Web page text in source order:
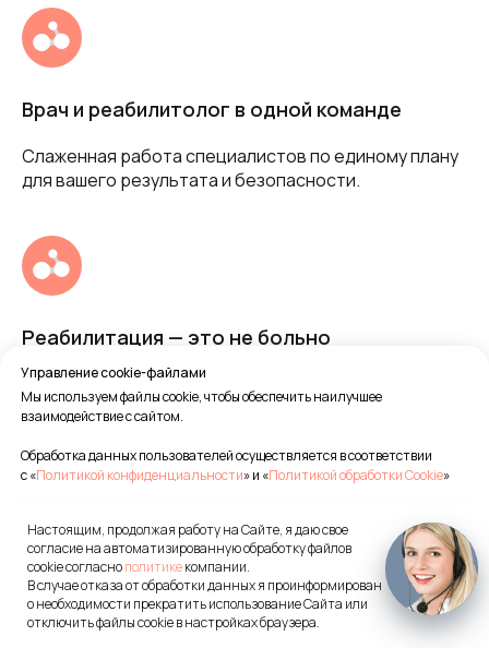
Врач и реабилитолог в одной команде
Слаженная работа специалистов по единому плану
для вашего результата и безопасности.
Реабилитация — это не больно
Постепенное и грамотное увеличение нагрузок без
риска повторных травм.
Возвращаем
к активности
Наша цель — ваше полное восстановление до
Управление cookie-файлами
Мы используем файлы cookie, чтобы обеспечить наилучшее
взаимодействие с сайтом.
Обработка данных пользователей осуществляется в соответствии
с «Политикой конфиденциальности» и «Политикой обработки Cookie»
Принять все
Настройки Cookie
Настоящим, продолжая работу на Сайте, я даю свое
согласие на автоматизированную обработку файлов
cookie согласнополитикекомпании.
В случае отказа от обработки данных я проинформирован
о необходимости прекратить использование Сайта или
отключить файлы cookie в настройках браузера.
OK